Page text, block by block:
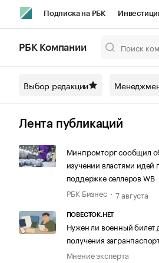
Подписка на РБК
Спецпроекты СПб
Технологии и медиа
РБК Компании
Выбор редакции
Лента публикаций
Минпромторг сообщил
изучении властями идей
поддержке селлеров WB
РБК Бизнес
7 августа
ПОВЕСТОК.НЕТ
Нужен ли военный билет
получения
Мнение эксперта